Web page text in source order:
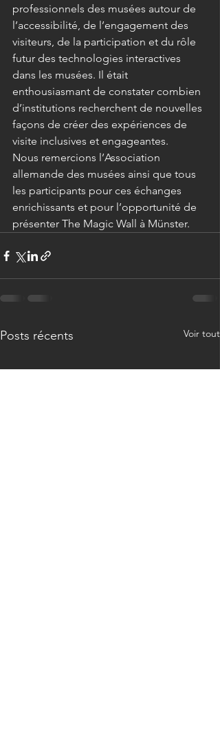
professionnels des musées autour de
l’accessibilité, de l’engagement des
visiteurs, de la participation et du rôle
futur des technologies interactives
dans les musées. Il était
enthousiasmant de constater combien
d’institutions recherchent de nouvelles
façons de créer des expériences de
visite inclusives et engageantes.
Nous remercions l’Association
allemande des musées ainsi que tous
les participants pour ces échanges
enrichissants et pour l’opportunité de
présenter The Magic Wall à Münster.
Posts récents Voir tout